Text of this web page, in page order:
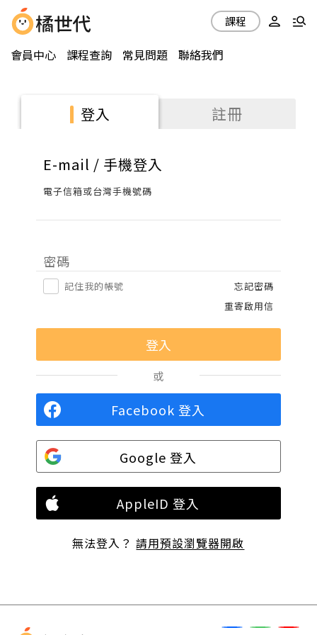
會員中心 課程查詢 常見問題 聯絡我們
課程
登入 註冊
E-mail / 手機登入
電子信箱或台灣手機號碼
密碼
記住我的帳號
忘記密碼
重寄啟用信
或
Facebook 登入
Google 登入
AppleID 登入
無法登入？請用預設瀏覽器開啟